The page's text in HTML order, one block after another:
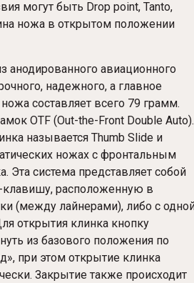
могут быть Drop point, Tanto,
ножа в открытом положении
анодированного авиационного
надежного, а главное
составляет всего 79 грамм.
OTF (Out-the-Front Double Auto).
называется Thumb Slide и
ножах с фронтальным
система представляет собой
расположенную в
(между лайнерами), либо с
открытия клинка кнопку
из базового положения по
при этом открытие клинка
Закрытие также происходит